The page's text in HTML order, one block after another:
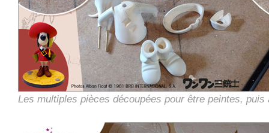
Les multiples pièces découpées pour être peintes, puis